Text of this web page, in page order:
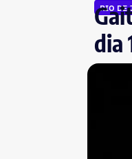
RIO DE
dia